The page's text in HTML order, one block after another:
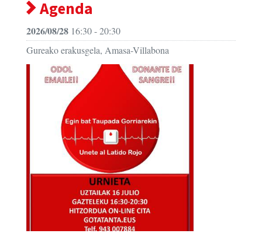
Agenda
2026/08/28 16:30 - 20:30
Gureako erakusgela, Amasa-Villabona